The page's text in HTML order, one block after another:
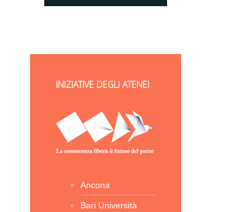
INIZIATIVE DEGLI ATENEI
Ancona
Bari Università